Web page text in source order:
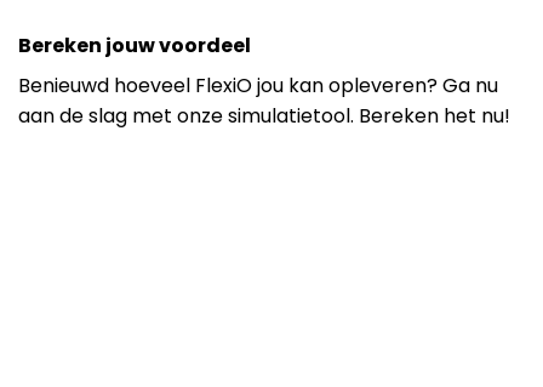
Bereken jouw voordeel
Benieuwd hoeveel FlexiO jou kan opleveren? Ga nu
aan de slag met onze simulatietool. Bereken het nu!